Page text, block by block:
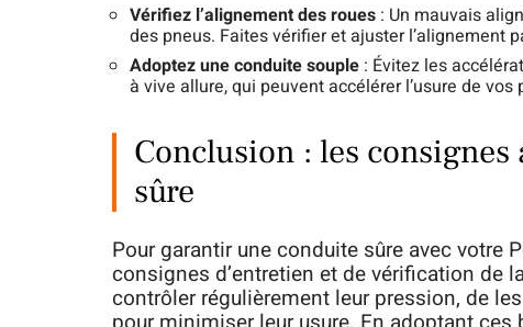
Vérifiez l’alignement des roues : Un mauvais
des pneus. Faites vérifier et ajuster l’alignement
Adoptez une conduite souple : Évitez les
à vive allure, qui peuvent accélérer l’usure de vos
Conclusion : les
sûre
Pour garantir une conduite sûre avec votre
consignes d’entretien et de vérification de
contrôler régulièrement leur pression, de